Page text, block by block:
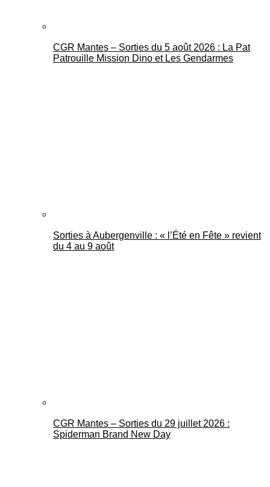
CGR Mantes – Sorties du 5 août 2026 : La Pat
Patrouille Mission Dino et Les Gendarmes
Sorties à Aubergenville : « l’Été en Fête » revient
du 4 au 9 août
CGR Mantes – Sorties du 29 juillet 2026 :
Spiderman Brand New Day